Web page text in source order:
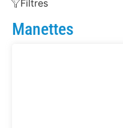
Filtres
Manettes